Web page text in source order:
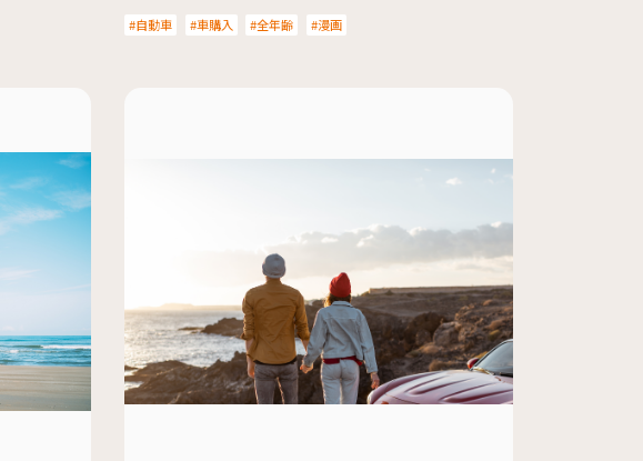
自動車 車購入 全年齢 漫画